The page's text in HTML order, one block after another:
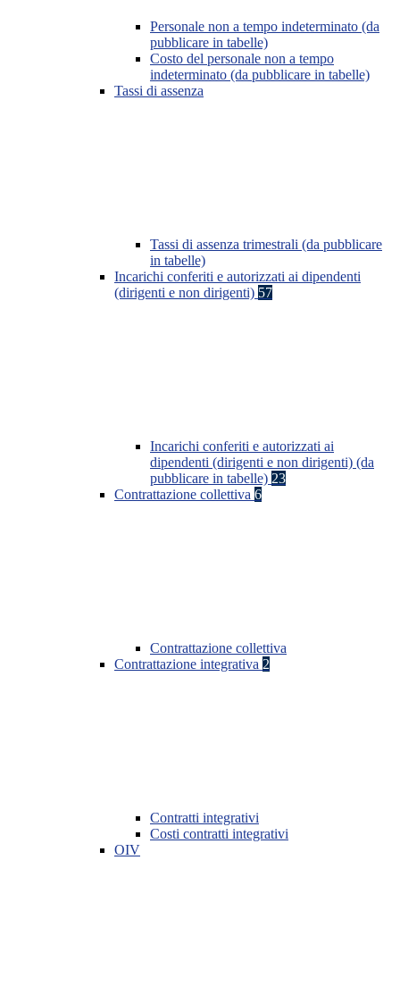
Personale non a tempo indeterminato (da
pubblicare in tabelle)
Costo del personale non a tempo
indeterminato (da pubblicare in tabelle)
Tassi di assenza
Tassi di assenza trimestrali (da pubblicare
in tabelle)
Incarichi conferiti e autorizzati ai dipendenti
(dirigenti e non dirigenti) 57
Incarichi conferiti e autorizzati ai
dipendenti (dirigenti e non dirigenti) (da
pubblicare in tabelle) 23
Contrattazione collettiva 6
Contrattazione collettiva
Contrattazione integrativa 2
Contratti integrativi
Costi contratti integrativi
OIV